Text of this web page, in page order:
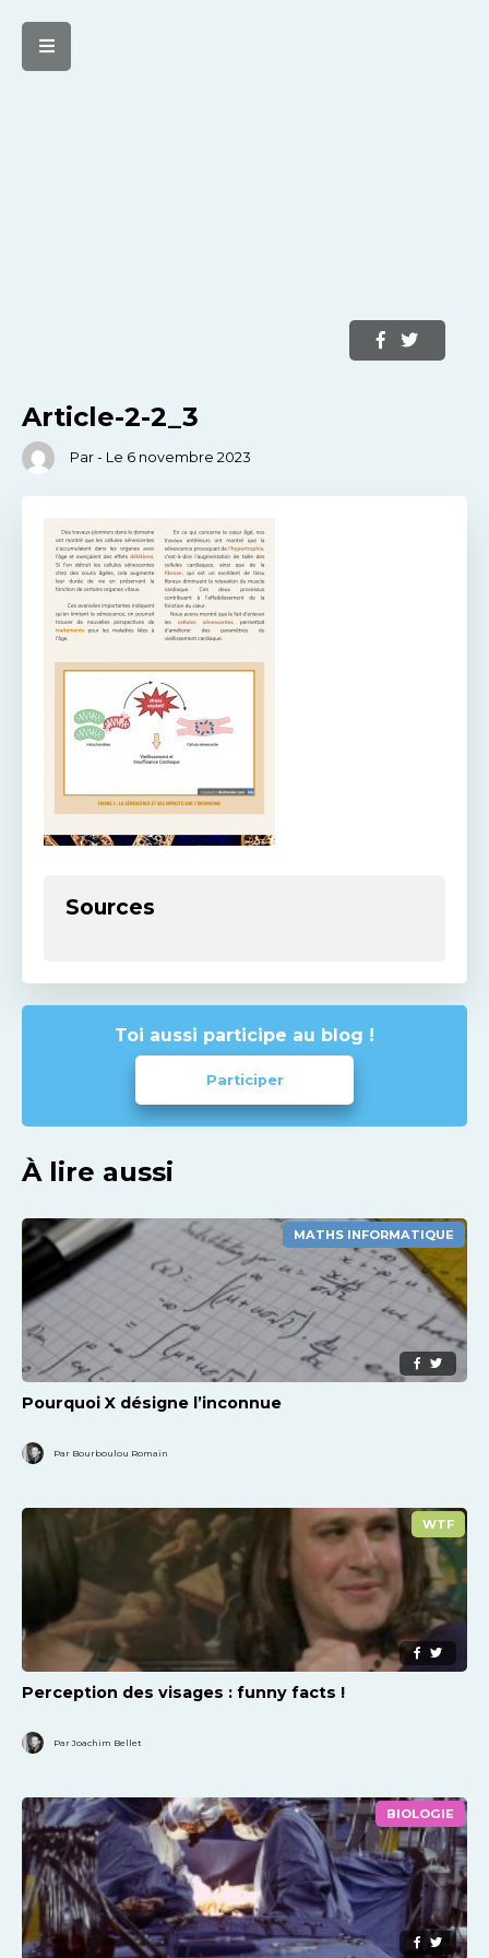
Article-2-2_3
Par - Le 6 novembre 2023
Sources
Toi aussi participe au blog !
Participer
À lire aussi
MATHS INFORMATIQUE
Pourquoi X désigne l’inconnue
Par Bourboulou Romain
WTF
Perception des visages : funny facts !
Par Joachim Bellet
BIOLOGIE